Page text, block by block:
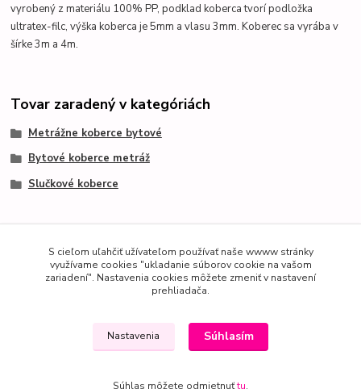
vyrobený z materiálu 100% PP, podklad koberca tvorí podložka
ultratex-filc, výška koberca je 5mm a vlasu 3mm. Koberec sa vyrába v
šírke 3m a 4m.
Tovar zaradený v kategóriách
Metrážne koberce bytové
Bytové koberce metráž
Slučkové koberce
S cieľom uľahčiť užívateľom používať naše wwww stránky
využívame cookies "ukladanie súborov cookie na vašom
zariadení". Nastavenia cookies môžete zmeniť v nastavení
prehliadača.
Nastavenia Súhlasím
Súhlas môžete odmietnuťtu.